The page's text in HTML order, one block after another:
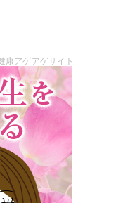
康アゲアゲサイト